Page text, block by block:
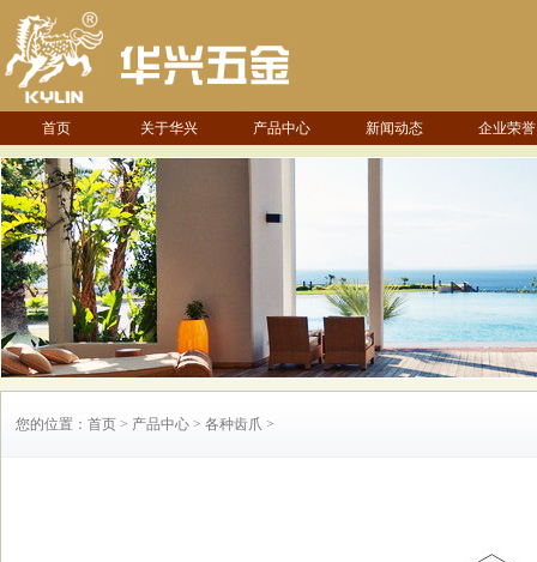
首页 关于华兴 产品中心 新闻动态 企业荣誉
您的位置：首页 > 产品中心 > 各种齿爪 >